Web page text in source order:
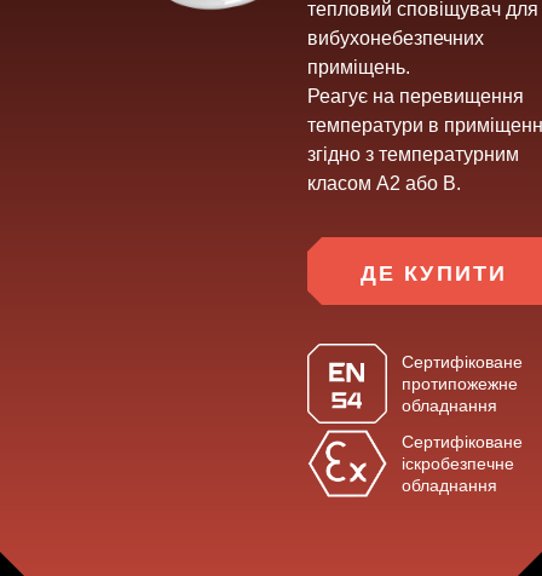
Вінниця,
провулок
Хмельницького
2,
буд.
тепловий сповіщувач для
вибухонебезпечних
приміщень.
Реагує на перевищення
температури в
згідно з температурним
класом А2 або B.
ДЕ КУПИТИ
Сертифіковане
протипожежне
обладнання
Сертифіковане
іскробезпечне
обладнання